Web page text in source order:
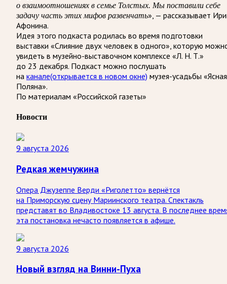
о взаимоотношениях в семье Толстых. Мы поставили себе
задачу часть этих мифов развенчать», — рассказывает
Афонина.
Идея этого подкаста родилась во время подготовки
выставки «Слияние двух человек в одного», которую
увидеть в музейно-выставочном комплексе «Л. Н. Т.»
до 23 декабря. Подкаст можно послушать
на канале(открывается в новом окне) музея-усадьбы «Ясная
Поляна».
По материалам «Российской газеты»
Новости
9 августа 2026
Редкая жемчужина
Опера Джузеппе Верди «Риголетто» вернётся
на Приморскую сцену Мариинского театра. Спектакль
представят во Владивостоке 13 августа. В последнее
эта постановка нечасто появляется в афише.
9 августа 2026
Новый взгляд на Винни-Пуха